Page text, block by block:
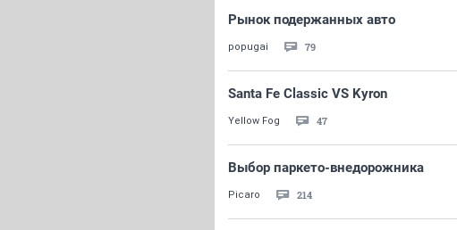
Рынок подержанных авто
popugai 79
Santa Fe Classic VS Kyron
Yellow Fog 47
Выбор паркето-внедорожника
Picaro 214